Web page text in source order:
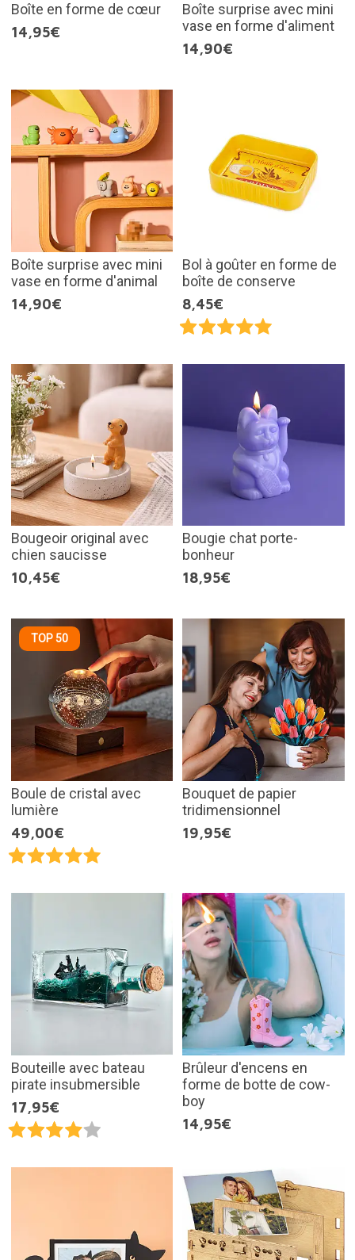
Boîte en forme de cœur
14,95€
Boîte surprise avec mini
vase en forme d'aliment
14,90€
Boîte surprise avec mini
vase en forme d'animal
14,90€
Bol à goûter en forme de
boîte de conserve
8,45€
Bougeoir original avec
chien saucisse
10,45€
Bougie chat porte-
bonheur
18,95€
TOP 50
Boule de cristal avec
lumière
49,00€
Bouquet de papier
tridimensionnel
19,95€
Bouteille avec bateau
pirate insubmersible
17,95€
Brûleur d'encens en
forme de botte de cow-
boy
14,95€